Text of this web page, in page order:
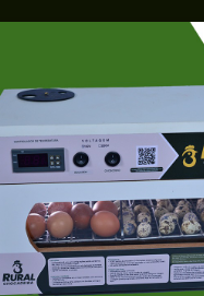
Instalar uma Chocadeira:
de Eclosão